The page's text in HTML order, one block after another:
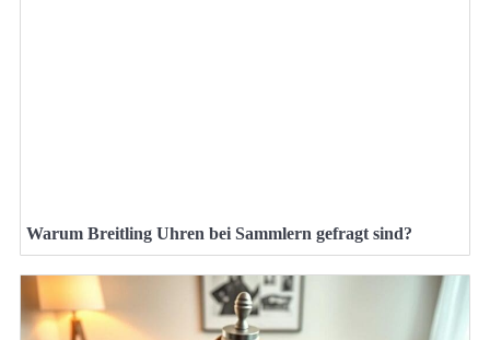
Warum Breitling Uhren bei Sammlern gefragt sind?